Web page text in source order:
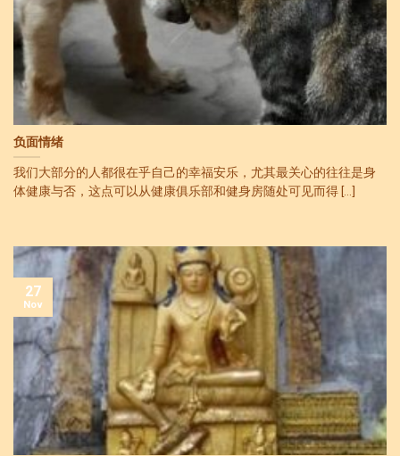
负面情绪
我们大部分的人都很在乎自己的幸福安乐，尤其最关心的往往是身
体健康与否，这点可以从健康俱乐部和健身房随处可见而得 [...]
27
Nov